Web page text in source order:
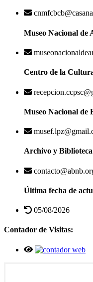
Museo Nacional de
Centro de la
Museo Nacional de
Archivo y
Última fecha de
05/08/2026
Contador de Visitas: